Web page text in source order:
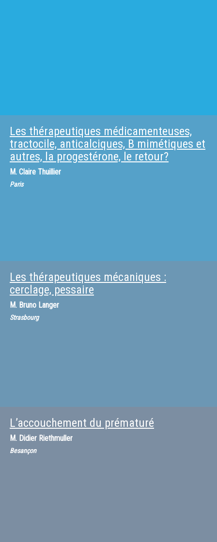
Les thérapeutiques médicamenteuses,
tractocile, anticalciques, B mimétiques et
autres, la progestérone, le retour?
M. Claire Thuillier
Paris
Les thérapeutiques mécaniques :
cerclage, pessaire
M. Bruno Langer
Strasbourg
L’accouchement du prématuré
M. Didier Riethmuller
Besançon